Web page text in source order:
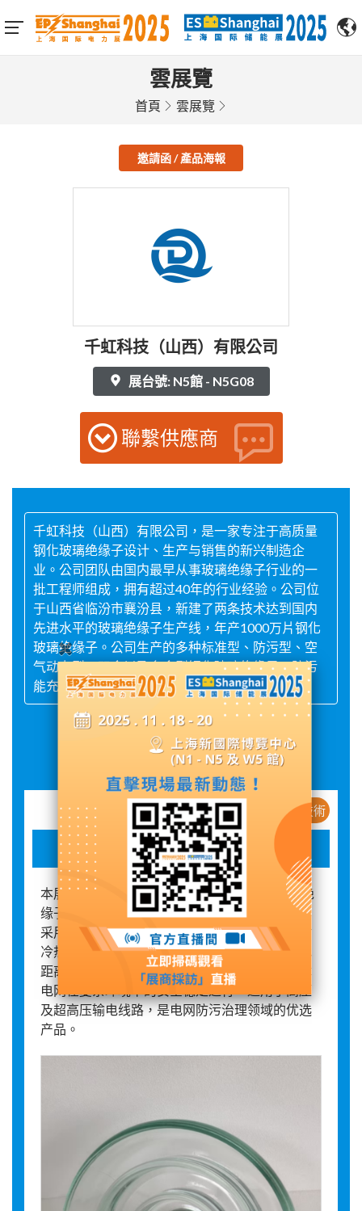
雲展覽
首頁 雲展覽
邀請函 / 產品海報
千虹科技（山西）有限公司
展台號: N5館 - N5G08
聯繫供應商
千虹科技（山西）有限公司，是一家专注于高质量
钢化玻璃绝缘子设计、生产与销售的新兴制造企
业。公司团队由国内最早从事玻璃绝缘子行业的一
批工程师组成，拥有超过40年的行业经验。公司位
于山西省临汾市襄汾县，新建了两条技术达到国内
先进水平的玻璃绝缘子生产线，年产1000万片钢化
玻璃绝缘子。公司生产的多种标准型、防污型、空
气动力型、双伞以及多伞型钢化玻璃绝缘子，防污
能充分满足各电压等级输电线路建设的需要。
展品詳情
新産品 / 新技術
U70BP 玻璃绝缘子
本展品为U70BP型高压线路耐污盘形悬式玻璃绝
缘子，专为恶劣工业污染及高湿度环境设计。其
采用高强钢化玻璃制造，具有优异的耐电弧和耐
冷热冲击性能，自爆率低。产品结构可靠，爬电
距离大，憎水性强，可有效防止污闪事故，保障
电网在复杂环境下的安全稳定运行。适用于高压
及超高压输电线路，是电网防污治理领域的优选
产品。